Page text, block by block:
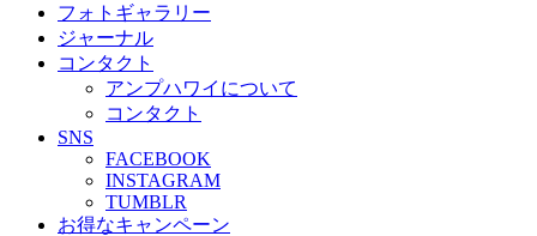
フォトギャラリー
ジャーナル
コンタクト
アンプハワイについて
コンタクト
SNS
FACEBOOK
INSTAGRAM
TUMBLR
お得なキャンペーン